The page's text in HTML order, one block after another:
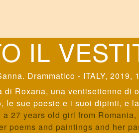
IL
. Drammatico - ITALY, 2019,
di Roxana, una ventisettenne
le sue poesie e i suoi dipinti, e
27 years old girl from
poems and paintings and her